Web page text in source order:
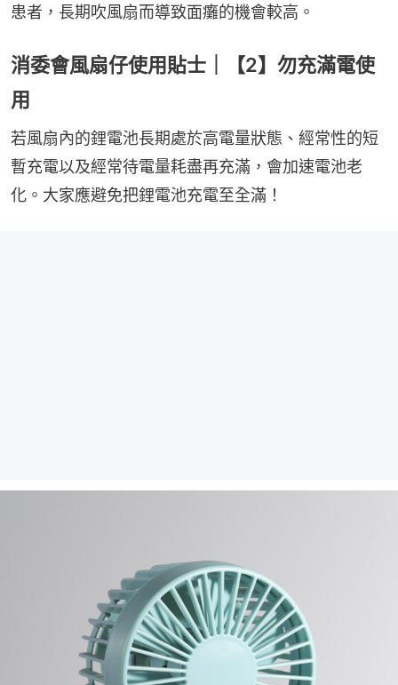
患者，長期吹風扇而導致面癱的機會較高。
消委會風扇仔使用貼士｜【2】勿充滿電使
用
若風扇內的鋰電池長期處於高電量狀態、經常性的短
暫充電以及經常待電量耗盡再充滿，會加速電池老
化。大家應避免把鋰電池充電至全滿！